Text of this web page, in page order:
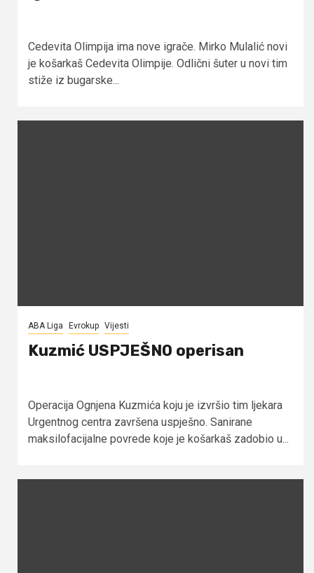
Cedevita Olimpija ima nove igrače. Mirko Mulalić novi
je košarkaš Cedevita Olimpije. Odlični šuter u novi tim
stiže iz bugarske...
ABA Liga Evrokup Vijesti
Kuzmić USPJEŠNO operisan
Operacija Ognjena Kuzmića koju je izvršio tim ljekara
Urgentnog centra završena uspješno. Sanirane
maksilofacijalne povrede koje je košarkaš zadobio u...